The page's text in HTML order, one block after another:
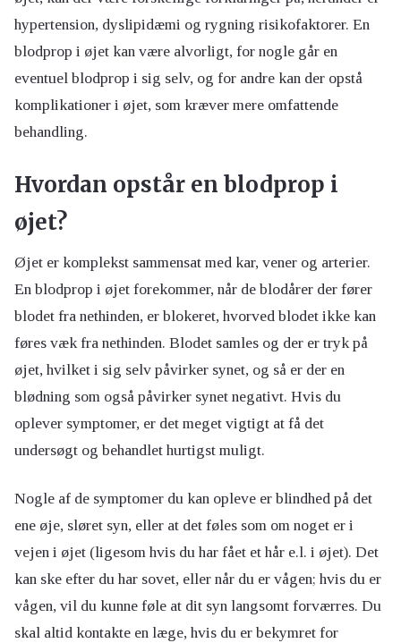
hypertension, dyslipidæmi og rygning risikofaktorer. En
blodprop i øjet kan være alvorligt, for nogle går en
eventuel blodprop i sig selv, og for andre kan der opstå
komplikationer i øjet, som kræver mere omfattende
behandling.
Hvordan opstår en blodprop i
øjet?
Øjet er komplekst sammensat med kar, vener og arterier.
En blodprop i øjet forekommer, når de blodårer der fører
blodet fra nethinden, er blokeret, hvorved blodet ikke kan
føres væk fra nethinden. Blodet samles og der er tryk på
øjet, hvilket i sig selv påvirker synet, og så er der en
blødning som også påvirker synet negativt. Hvis du
oplever symptomer, er det meget vigtigt at få det
undersøgt og behandlet hurtigst muligt.
Nogle af de symptomer du kan opleve er blindhed på det
ene øje, sløret syn, eller at det føles som om noget er i
vejen i øjet (ligesom hvis du har fået et hår e.l. i øjet). Det
kan ske efter du har sovet, eller når du er vågen; hvis du er
vågen, vil du kunne føle at dit syn langsomt forværres. Du
skal altid kontakte en læge, hvis du er bekymret for